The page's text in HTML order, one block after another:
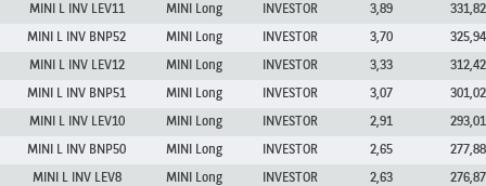
MINI L INV LEV11 MINI Long INVESTOR 3,89 331,82
MINI L INV BNP52 MINI Long INVESTOR 3,70 325,94
MINI L INV LEV12 MINI Long INVESTOR 3,33 312,42
MINI L INV BNP51 MINI Long INVESTOR 3,07 301,02
MINI L INV LEV10 MINI Long INVESTOR 2,91 293,01
MINI L INV BNP50 MINI Long INVESTOR 2,65 277,88
MINI L INV LEV8 MINI Long INVESTOR 2,63 276,87